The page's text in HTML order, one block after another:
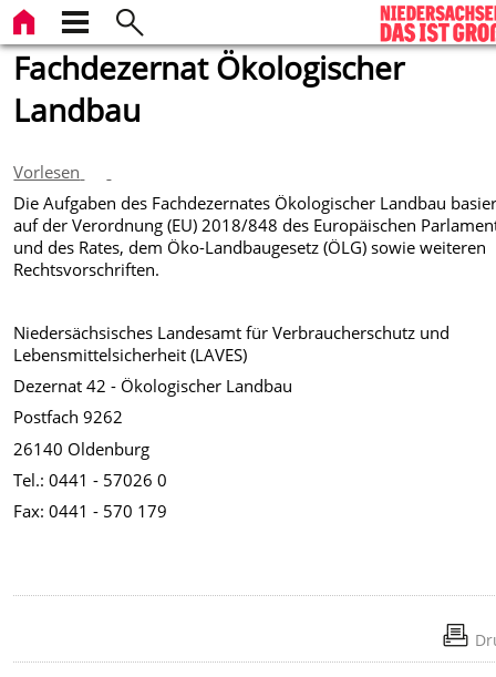
Fachdezernat Ökologischer
Landbau
Vorlesen
Die Aufgaben des Fachdezernates Ökologischer Landbau
auf der Verordnung (EU) 2018/848 des Europäischen
und des Rates, dem Öko-Landbaugesetz (ÖLG) sowie weiteren
Rechtsvorschriften.
Niedersächsisches Landesamt für Verbraucherschutz und
Lebensmittelsicherheit (LAVES)
Dezernat 42 - Ökologischer Landbau
Postfach 9262
26140 Oldenburg
Tel.: 0441 - 57026 0
Fax: 0441 - 570 179